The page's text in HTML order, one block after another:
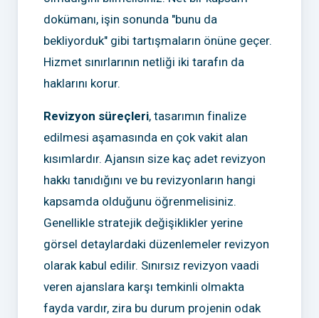
dokümanı, işin sonunda "bunu da
bekliyorduk" gibi tartışmaların önüne geçer.
Hizmet sınırlarının netliği iki tarafın da
haklarını korur.
Revizyon süreçleri, tasarımın finalize
edilmesi aşamasında en çok vakit alan
kısımlardır. Ajansın size kaç adet revizyon
hakkı tanıdığını ve bu revizyonların hangi
kapsamda olduğunu öğrenmelisiniz.
Genellikle stratejik değişiklikler yerine
görsel detaylardaki düzenlemeler revizyon
olarak kabul edilir. Sınırsız revizyon vaadi
veren ajanslara karşı temkinli olmakta
fayda vardır, zira bu durum projenin odak